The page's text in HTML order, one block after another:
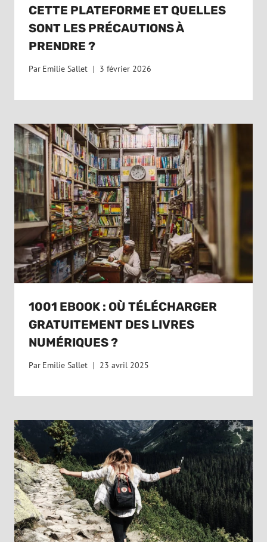
CETTE PLATEFORME ET QUELLES
SONT LES PRÉCAUTIONS À
PRENDRE ?
Par Emilie Sallet 3 février 2026
1001 EBOOK : OÙ TÉLÉCHARGER
GRATUITEMENT DES LIVRES
NUMÉRIQUES ?
Par Emilie Sallet 23 avril 2025